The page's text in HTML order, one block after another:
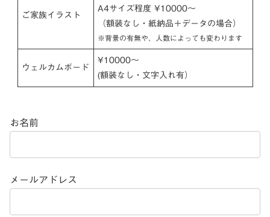
ご家族イラスト
A4サイズ程度 ¥10000〜
（額装なし・紙納品＋データの場合）
※背景の有無や 人数によっても変わります
ウェルカムボード
¥10000〜
(額装なし・文字入れ有）
お名前
メールアドレス